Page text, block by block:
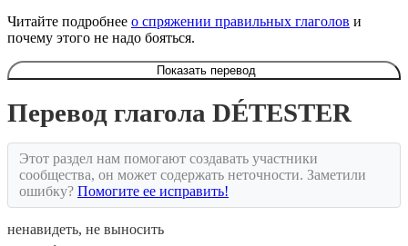
Читайте подробнее о спряжении правильных глаголов и
почему этого не надо бояться.
Показать перевод
Перевод глагола DÉTESTER
Этот раздел нам помогают создавать участники
сообщества, он может содержать неточности. Заметили
ошибку? Помогите ее исправить!
ненавидеть, не выносить